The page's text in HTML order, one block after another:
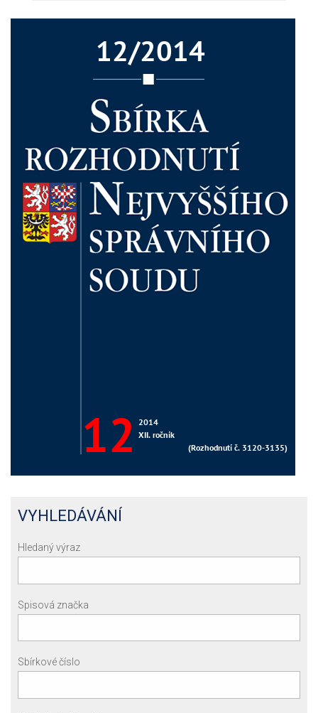
VYHLEDÁVÁNÍ
Hledaný výraz
Spisová značka
Sbírkové číslo